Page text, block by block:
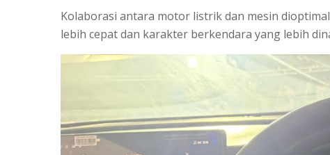
Kolaborasi antara motor listrik dan mesin
lebih cepat dan karakter berkendara yang lebih